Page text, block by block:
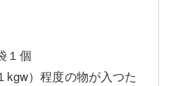
１個
kgw）程度の物が入つた